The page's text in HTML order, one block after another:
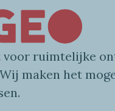
voorruimtelijke
maken het